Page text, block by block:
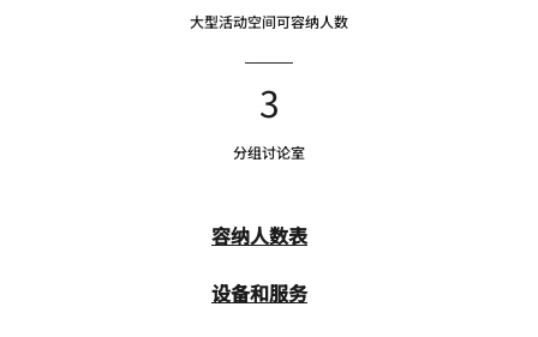
大型活动空间可容纳人数
3
分组讨论室
容纳人数表
设备和服务